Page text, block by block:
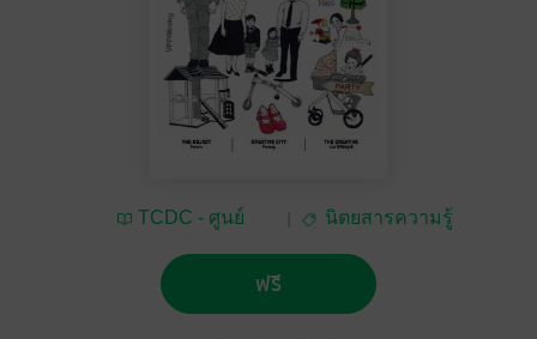
TCDC - ศูนย์
แบบฯ
นิตยสารความรู้
ฟรี